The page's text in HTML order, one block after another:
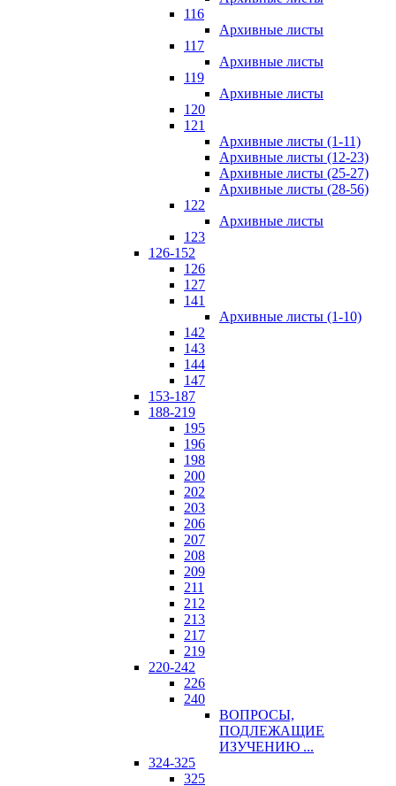
116
Архивные листы
117
Архивные листы
119
Архивные листы
120
121
Архивные листы (1-11)
Архивные листы (12-23)
Архивные листы (25-27)
Архивные листы (28-56)
122
Архивные листы
123
126-152
126
127
141
Архивные листы (1-10)
142
143
144
147
153-187
188-219
195
196
198
200
202
203
206
207
208
209
211
212
213
217
219
220-242
226
240
ВОПРОСЫ,
ПОДЛЕЖАЩИЕ
ИЗУЧЕНИЮ ...
324-325
325